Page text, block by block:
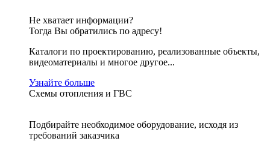
Не хватает информации?
Тогда Вы обратились по адресу!
Каталоги по проектированию, реализованные объекты,
видеоматериалы и многое другое...
Узнайте больше
Схемы отопления и ГВС
Подбирайте необходимое оборудование, исходя из
требований заказчика